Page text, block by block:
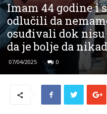
Imam 44 godine i
odlučili da
osuđivali dok
da je bolje da
07/04/2025 0